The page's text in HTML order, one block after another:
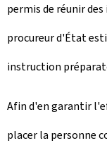
permis de réunir
procureur d'État
instruction
Afin d'en garantir
placer la personne